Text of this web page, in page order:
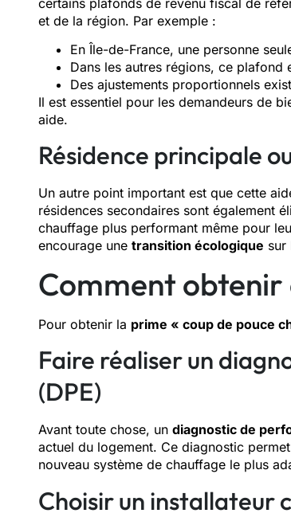
et de la région. Par exemple :
En Île-de-France, une personne
Dans les autres régions, ce plafond
Des ajustements proportionnels
Il est essentiel pour les demandeurs de
aide.
Résidence principale
Un autre point important est que cette
résidences secondaires sont également
chauffage plus performant même pour
encourage une transition écologique sur
Comment obtenir
Pour obtenir la prime « coup de pouce
Faire réaliser un
(DPE)
Avant toute chose, un diagnostic de
actuel du logement. Ce diagnostic
nouveau système de chauffage le plus
Choisir un installateur